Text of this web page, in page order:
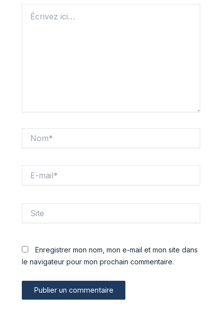
ici…
mail*
Enregistrer mon nom, mon e-mail et mon site dans
le navigateur pour mon prochain commentaire.